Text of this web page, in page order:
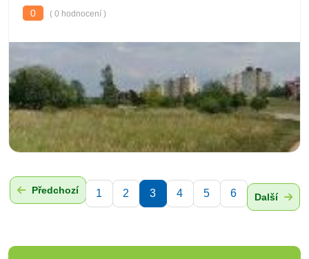
0
( 0 hodnocení )
Předchozí 1 2 3 4 5 6 Další